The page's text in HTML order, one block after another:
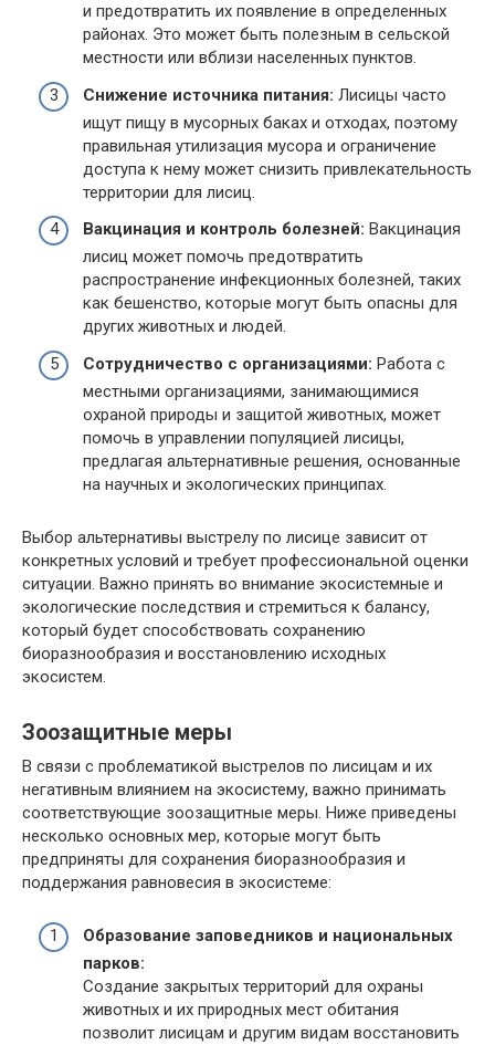
и предотвратить их появление в определенных
районах. Это может быть полезным в сельской
местности или вблизи населенных пунктов.
Снижение источника питания: Лисицы часто
ищут пищу в мусорных баках и отходах, поэтому
правильная утилизация мусора и ограничение
доступа к нему может снизить привлекательность
территории для лисиц.
Вакцинация и контроль болезней: Вакцинация
лисиц может помочь предотвратить
распространение инфекционных болезней, таких
как бешенство, которые могут быть опасны для
других животных и людей.
Сотрудничество с организациями: Работа с
местными организациями, занимающимися
охраной природы и защитой животных, может
помочь в управлении популяцией лисицы,
предлагая альтернативные решения, основанные
на научных и экологических принципах.
Выбор альтернативы выстрелу по лисице зависит от
конкретных условий и требует профессиональной оценки
ситуации. Важно принять во внимание экосистемные и
экологические последствия и стремиться к балансу,
который будет способствовать сохранению
биоразнообразия и восстановлению исходных
экосистем.
Зоозащитные меры
В связи с проблематикой выстрелов по лисицам и их
негативным влиянием на экосистему, важно принимать
соответствующие зоозащитные меры. Ниже приведены
несколько основных мер, которые могут быть
предприняты для сохранения биоразнообразия и
поддержания равновесия в экосистеме:
Образование заповедников и национальных
парков:
Создание закрытых территорий для охраны
животных и их природных мест обитания
позволит лисицам и другим видам восстановить